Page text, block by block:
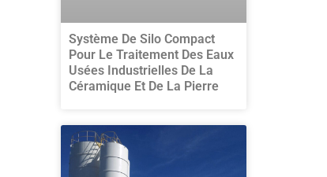
Système De Silo Compact
Pour Le Traitement Des Eaux
Usées Industrielles De La
Céramique Et De La Pierre